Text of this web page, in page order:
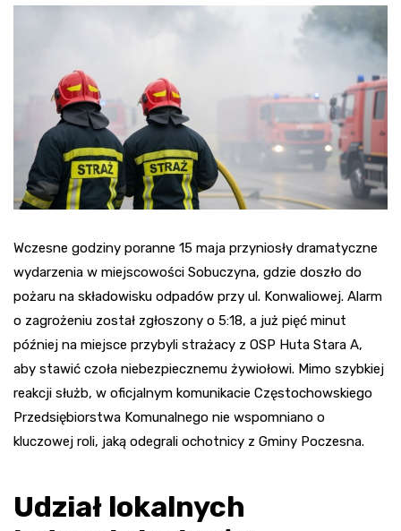
Wczesne godziny poranne 15 maja przyniosły dramatyczne
wydarzenia w miejscowości Sobuczyna, gdzie doszło do
pożaru na składowisku odpadów przy ul. Konwaliowej. Alarm
o zagrożeniu został zgłoszony o 5:18, a już pięć minut
później na miejsce przybyli strażacy z OSP Huta Stara A,
aby stawić czoła niebezpiecznemu żywiołowi. Mimo szybkiej
reakcji służb, w oficjalnym komunikacie Częstochowskiego
Przedsiębiorstwa Komunalnego nie wspomniano o
kluczowej roli, jaką odegrali ochotnicy z Gminy Poczesna.
Udział lokalnych